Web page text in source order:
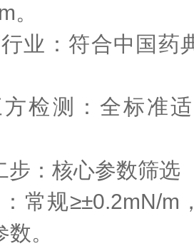
。
业：符合中国药
检测：全标准
步：核心参数筛选
常规≥±0.2mN/m
。